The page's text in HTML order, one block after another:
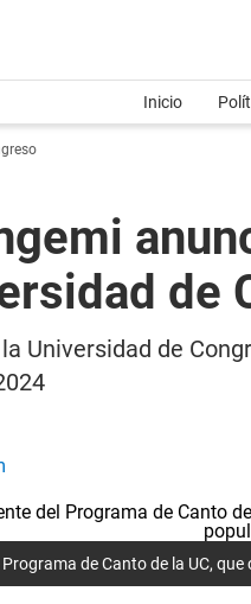
Inicio
de
Universidad de
de Canto de la UC,